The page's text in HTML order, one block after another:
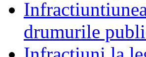
drumurile